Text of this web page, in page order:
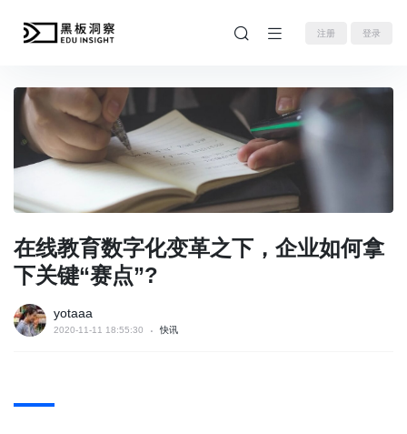
注册 登录
在线教育数字化变革之下，企业如何拿
下关键“赛点”?
yotaaa
2020-11-11 18:55:30 快讯